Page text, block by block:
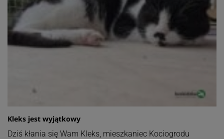
Kleks jest wyjątkowy
Dziś kłania się Wam Kleks, mieszkaniec Kociogrodu